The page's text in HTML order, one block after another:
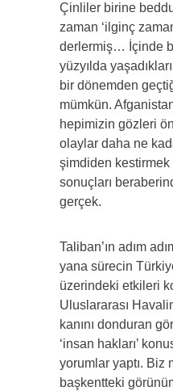
Çinliler birine
zaman ‘ilginç
derlermiş… İçinde
yüzyılda
bir dönemden
mümkün.
hepimizin gözleri
olaylar daha ne
şimdiden
sonuçları
gerçek.
Taliban’ın adım
yana sürecin
üzerindeki etkileri
Uluslararası
kanını donduran
‘insan hakları’
yorumlar yaptı. Biz
başkentteki